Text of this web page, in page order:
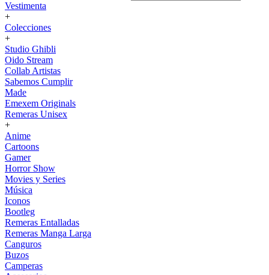
Vestimenta
+
Colecciones
+
Studio Ghibli
Oido Stream
Collab Artistas
Sabemos Cumplir
Made
Emexem Originals
Remeras Unisex
+
Anime
Cartoons
Gamer
Horror Show
Movies y Series
Música
Iconos
Bootleg
Remeras Entalladas
Remeras Manga Larga
Canguros
Buzos
Camperas